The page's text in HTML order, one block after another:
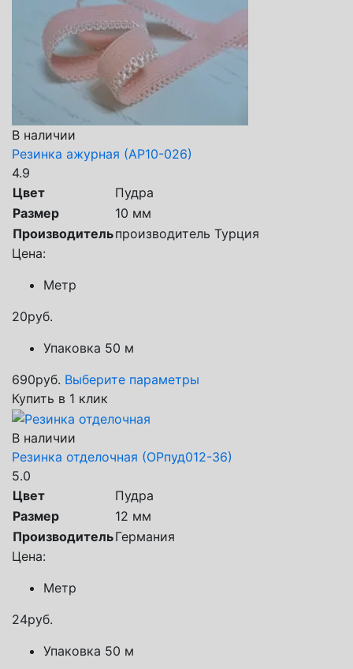
В наличии
Резинка ажурная (АР10-026)
4.9
Цвет
Пудра
Размер
10 мм
Производительпроизводитель Турция
Цена:
Метр
20руб.
Упаковка 50 м
690руб. Выберите параметры
Купить в 1 клик
В наличии
Резинка отделочная (ОРпуд012-36)
5.0
Цвет
Пудра
Размер
12 мм
ПроизводительГермания
Цена:
Метр
24руб.
Упаковка 50 м